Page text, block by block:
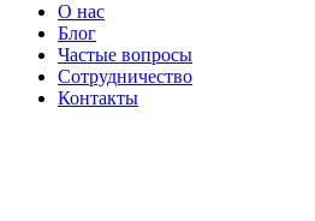
О нас
Блог
Частые вопросы
Сотрудничество
Контакты